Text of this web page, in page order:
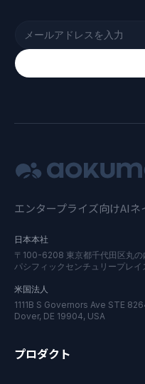
エンタープライズ向けAI
日本本社
〒100-6208 東京都千代田区丸の
パシフィックセンチュリープレイ
米国法人
1111B S Governors Ave STE
Dover, DE 19904, USA
プロダクト